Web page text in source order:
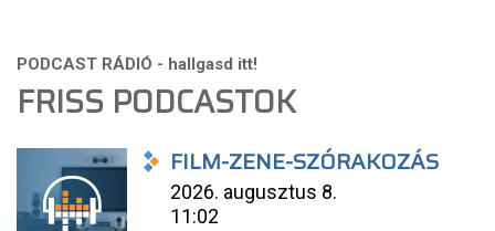
FRISS PODCASTOK
FILM-ZENE-SZÓRAKOZÁS
2026. augusztus 8.
11:02